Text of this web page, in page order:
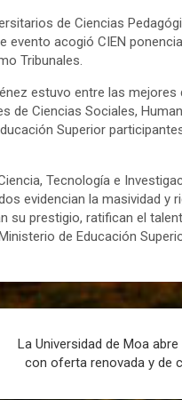
de Ciencias
evento acogió CIEN
Tribunales.
estuvo entre las mejores
de Ciencias Sociales,
Superior
Tecnología e
evidencian la masividad y
su prestigio, ratifican el
de Educación
La Universidad de Moa
con oferta renovada y de